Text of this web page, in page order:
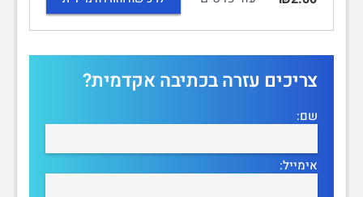
צריכים עזרה בכתיבה אקדמית?
שם:
אימייל: